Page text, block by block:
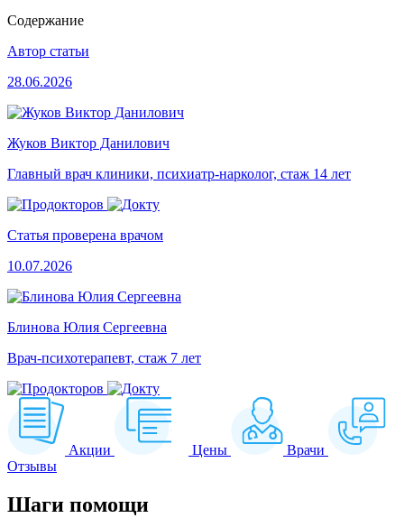
Содержание
Автор статьи
28.06.2026
Жуков Виктор Данилович
Главный врач клиники, психиатр-нарколог, стаж 14 лет
Статья проверена врачом
10.07.2026
Блинова Юлия Сергеевна
Врач-психотерапевт, стаж 7 лет
Акции Цены
Врачи
Отзывы
Шаги помощи